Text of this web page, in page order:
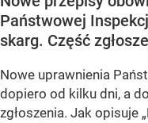
Państwowej
skarg. Część
Nowe uprawnienia
dopiero od kilku dni, a
zgłoszenia. Jak opisuje